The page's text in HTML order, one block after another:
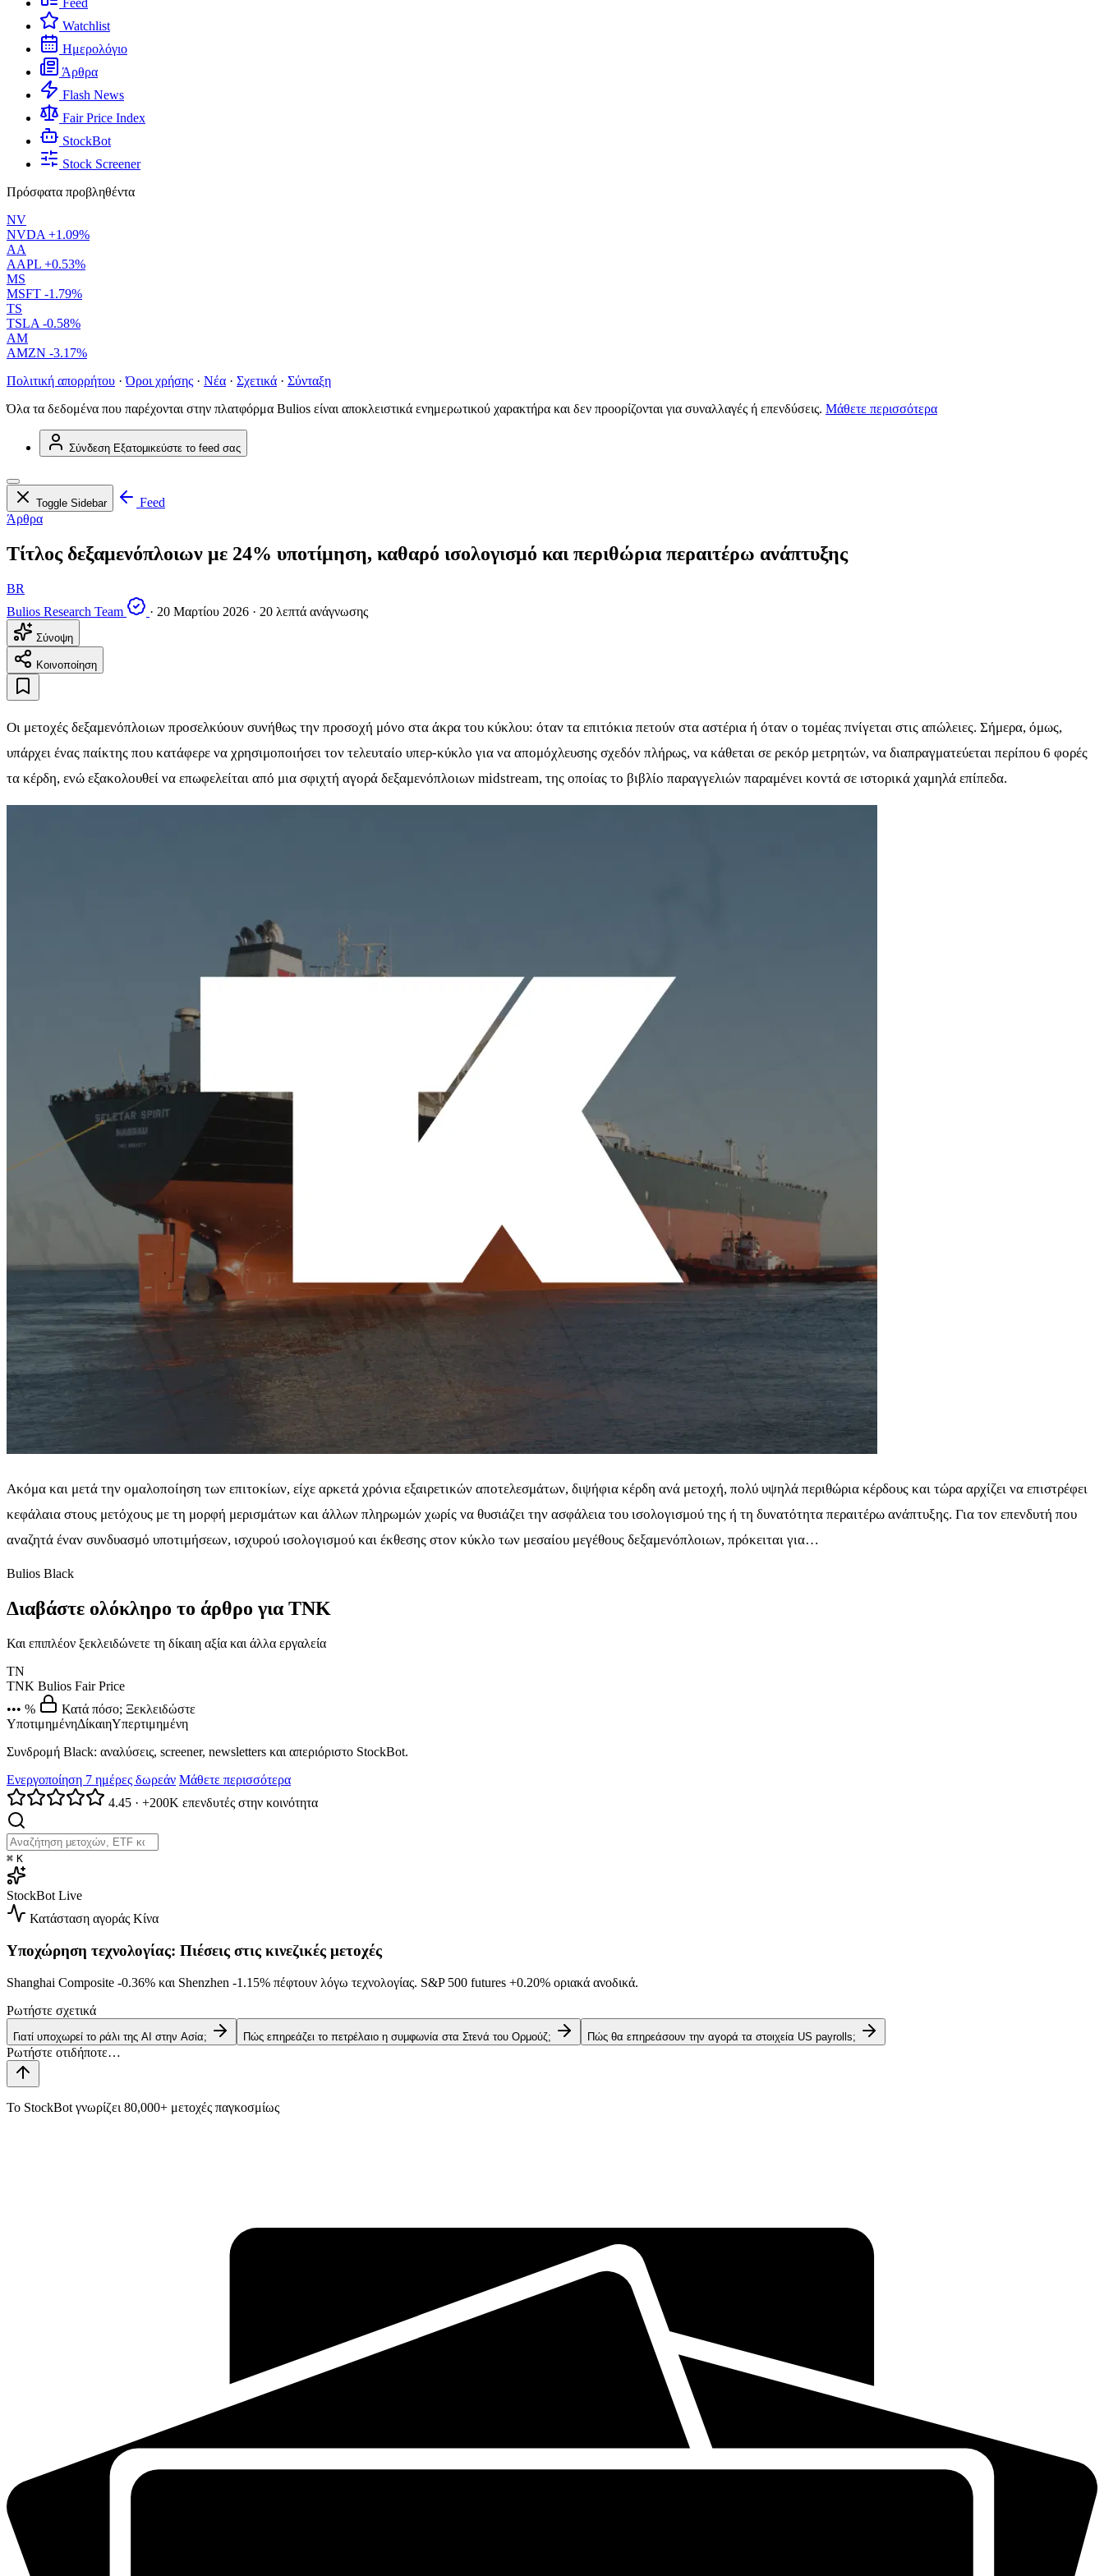
Feed
Watchlist
Ημερολόγιο
Άρθρα
Flash News
Fair Price Index
StockBot
Stock Screener
Πρόσφατα προβληθέντα
NV
NVDA +1.09%
AA
AAPL +0.53%
MS
MSFT -1.79%
TS
TSLA -0.58%
AM
AMZN -3.17%
Πολιτική απορρήτου · Όροι χρήσης · Νέα · Σχετικά · Σύνταξη
Όλα τα δεδομένα που παρέχονται στην πλατφόρμα Bulios είναι αποκλειστικά ενημερωτικού χαρακτήρα και δεν προορίζονται για συναλλαγές ή επενδύσεις. Μάθετε περισσότερα
Σύνδεση Εξατομικεύστε το feed σας
Toggle Sidebar
Feed
Άρθρα
Τίτλος δεξαμενόπλοιων με 24% υποτίμηση, καθαρό ισολογισμό και περιθώρια περαιτέρω ανάπτυξης
BR
Bulios Research Team
· 20 Μαρτίου 2026 · 20 λεπτά ανάγνωσης
Σύνοψη
Κοινοποίηση
Οι μετοχές δεξαμενόπλοιων προσελκύουν συνήθως την προσοχή μόνο στα άκρα του κύκλου: όταν τα επιτόκια πετούν στα αστέρια ή όταν ο τομέας πνίγεται στις απώλειες. Σήμερα, όμως,
υπάρχει ένας παίκτης που κατάφερε να χρησιμοποιήσει τον τελευταίο υπερ-κύκλο για να απομόχλευσης σχεδόν πλήρως, να κάθεται σε ρεκόρ μετρητών, να διαπραγματεύεται περίπου 6 φορές
τα κέρδη, ενώ εξακολουθεί να επωφελείται από μια σφιχτή αγορά δεξαμενόπλοιων midstream, της οποίας το βιβλίο παραγγελιών παραμένει κοντά σε ιστορικά χαμηλά επίπεδα.
Ακόμα και μετά την ομαλοποίηση των επιτοκίων, είχε αρκετά χρόνια εξαιρετικών αποτελεσμάτων, διψήφια κέρδη ανά μετοχή, πολύ υψηλά περιθώρια κέρδους και τώρα αρχίζει να επιστρέφει
κεφάλαια στους μετόχους με τη μορφή μερισμάτων και άλλων πληρωμών χωρίς να θυσιάζει την ασφάλεια του ισολογισμού της ή τη δυνατότητα περαιτέρω ανάπτυξης. Για τον επενδυτή που
αναζητά έναν συνδυασμό υποτιμήσεων, ισχυρού ισολογισμού και έκθεσης στον κύκλο των μεσαίου μεγέθους δεξαμενόπλοιων, πρόκειται για…
Bulios Black
Διαβάστε ολόκληρο το άρθρο για TNK
Και επιπλέον ξεκλειδώνετε τη δίκαιη αξία και άλλα εργαλεία
TN
TNK Bulios Fair Price
••• %
Κατά πόσο; Ξεκλειδώστε
ΥποτιμημένηΔίκαιηΥπερτιμημένη
Συνδρομή Black: αναλύσεις, screener, newsletters και απεριόριστο StockBot.
Ενεργοποίηση 7 ημέρες δωρεάν Μάθετε περισσότερα
4.45 · +200K επενδυτές στην κοινότητα
⌘ K
StockBot Live
Κατάσταση αγοράς Κίνα
Υποχώρηση τεχνολογίας: Πιέσεις στις κινεζικές μετοχές
Shanghai Composite -0.36% και Shenzhen -1.15% πέφτουν λόγω τεχνολογίας. S&P 500 futures +0.20% οριακά ανοδικά.
Ρωτήστε σχετικά
Γιατί υποχωρεί το ράλι της AI στην Ασία; Πώς επηρεάζει το πετρέλαιο η συμφωνία στα Στενά του Ορμούζ; Πώς θα επηρεάσουν την αγορά τα στοιχεία US payrolls;
Το StockBot γνωρίζει 80,000+ μετοχές παγκοσμίως